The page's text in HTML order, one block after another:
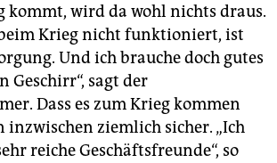
kommt, wird da wohl nichts draus.
beim Krieg nicht funktioniert, ist
Und ich brauche doch gutes
Geschirr“, sagt der
Dass es zum Krieg kommen
ziemlich sicher. „Ich
reiche Geschäftsfreunde“, so